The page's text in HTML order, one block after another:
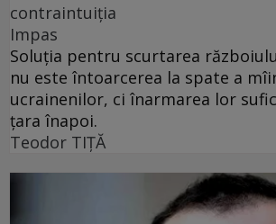
contraintuiția
Impas
Soluția pentru scurtarea
nu este întoarcerea la spate a
ucrainenilor, ci înarmarea lor
țara înapoi.
Teodor TIŢĂ